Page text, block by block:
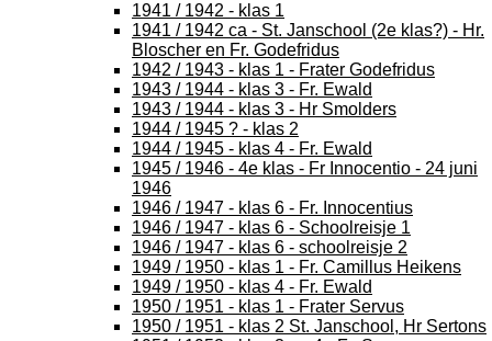
1941 / 1942 - klas 1
1941 / 1942 ca - St. Janschool (2e klas?) - Hr.
Bloscher en Fr. Godefridus
1942 / 1943 - klas 1 - Frater Godefridus
1943 / 1944 - klas 3 - Fr. Ewald
1943 / 1944 - klas 3 - Hr Smolders
1944 / 1945 ? - klas 2
1944 / 1945 - klas 4 - Fr. Ewald
1945 / 1946 - 4e klas - Fr Innocentio - 24 juni
1946
1946 / 1947 - klas 6 - Fr. Innocentius
1946 / 1947 - klas 6 - Schoolreisje 1
1946 / 1947 - klas 6 - schoolreisje 2
1949 / 1950 - klas 1 - Fr. Camillus Heikens
1949 / 1950 - klas 4 - Fr. Ewald
1950 / 1951 - klas 1 - Frater Servus
1950 / 1951 - klas 2 St. Janschool, Hr Sertons